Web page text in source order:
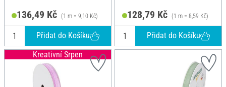
136,49 Kč (1 m = 9,10 Kč)
Přidat do Košíku
128,79 Kč (1 m = 8,59 Kč)
Přidat do Košíku
Kreativní Srpen